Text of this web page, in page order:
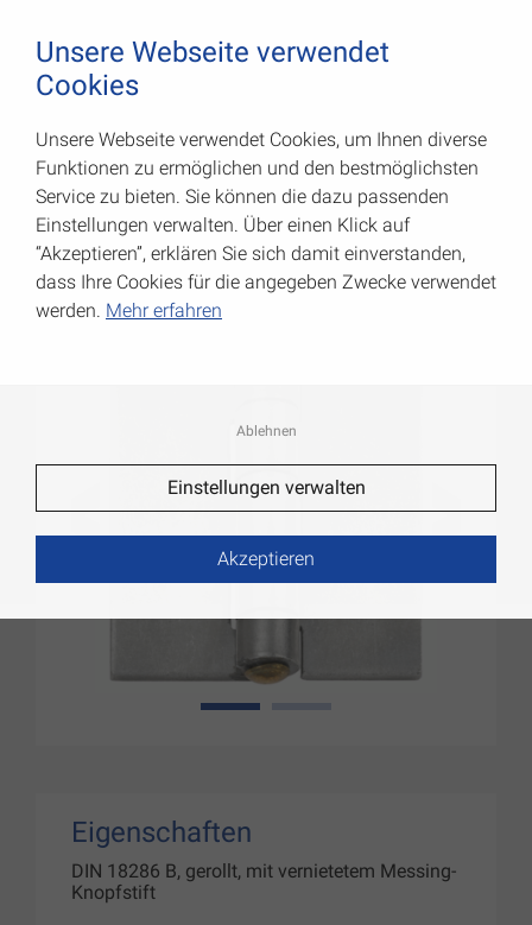
Stahlfensterscharniere
Art.-Nr.: 000650060VM
1
Eigenschaften
DIN 18286 B, gerollt, mit vernietetem Messing-
Knopfstift
Unsere Webseite verwendet
Cookies
Unsere Webseite verwendet Cookies, um Ihnen diverse
Funktionen zu ermöglichen und den bestmöglichsten
Service zu bieten. Sie können die dazu passenden
Einstellungen verwalten. Über einen Klick auf
“Akzeptieren”, erklären Sie sich damit einverstanden,
dass Ihre Cookies für die angegeben Zwecke verwendet
werden. Mehr erfahren
Ablehnen
Einstellungen verwalten
Akzeptieren